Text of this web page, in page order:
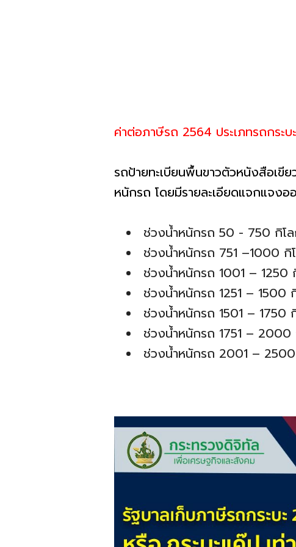
ค่าต่อภาษีรถ 2564 ประเภทรถกระบ
รถป้ายทะเบียนพื้นขาวตัวหนังสือเขี
หนักรถ โดยมีรายละเอียดแจกแจงอ
ช่วงน้ำหนักรถ 50 - 750 กิโ
ช่วงน้ำหนักรถ 751 –1000
ช่วงน้ำหนักรถ 1001 – 1250
ช่วงน้ำหนักรถ 1251 – 1500
ช่วงน้ำหนักรถ 1501 – 1750
ช่วงน้ำหนักรถ 1751 – 2000
ช่วงน้ำหนักรถ 2001 –